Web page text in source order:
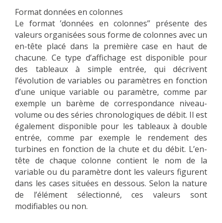
Format données en colonnes
Le format ’données en colonnes’’ présente des
valeurs organisées sous forme de colonnes avec un
en-tête placé dans la première case en haut de
chacune. Ce type d’affichage est disponible pour
des tableaux à simple entrée, qui décrivent
l’évolution de variables ou paramètres en fonction
d’une unique variable ou paramètre, comme par
exemple un barème de correspondance niveau-
volume ou des séries chronologiques de débit. Il est
également disponible pour les tableaux à double
entrée, comme par exemple le rendement des
turbines en fonction de la chute et du débit. L’en-
tête de chaque colonne contient le nom de la
variable ou du paramètre dont les valeurs figurent
dans les cases situées en dessous. Selon la nature
de l’élément sélectionné, ces valeurs sont
modifiables ou non.